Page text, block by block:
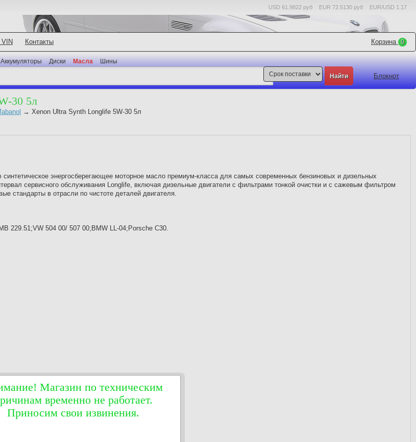
Магазин по техническим
временно не работает.
Приносим свои извинения.
USD 61.9822 руб EUR 72.5130 руб EUR/USD 1.17
Контакты Корзина 0
Аккумуляторы Диски Масла Шины
Блокнот
30 5л
→ Xenon Ultra Synth Longlife 5W-30 5л
энергосберегающее моторное масло премиум-класса для самых современных бензиновых и дизельных
сервисного обслуживания Longlife, включая дизельные двигатели с фильтрами тонкой очистки и с сажевым фильтром
стандарты в отрасли по чистоте деталей двигателя.
229.51;VW 504 00/ 507 00;BMW LL-04;Porsche C30.